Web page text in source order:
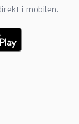
i mobilen.